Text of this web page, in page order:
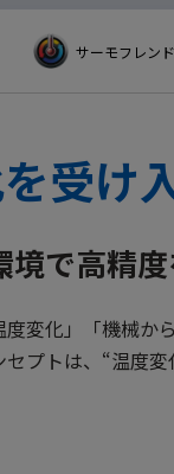
サーモフレン
受け
境で高精
変化」「機械か
プトは、“温度